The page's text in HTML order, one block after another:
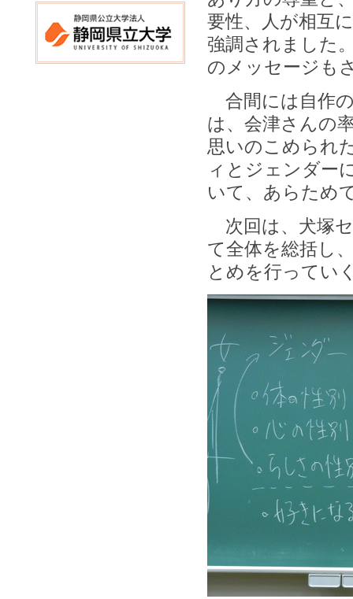
要性、人が相互
強調されました
のメッセージも
合間には自作
は、会津さんの
思いのこめられ
ィとジェンダー
いて、あらため
次回は、犬塚
て全体を総括し
とめを行ってい